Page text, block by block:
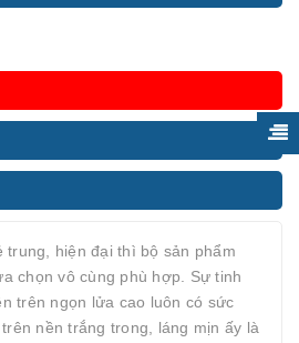
trung, hiện đại thì bộ sản phẩm
chọn vô cùng phù hợp. Sự tinh
trên ngọn lửa cao luôn có sức
nền trắng trong, láng mịn ấy là